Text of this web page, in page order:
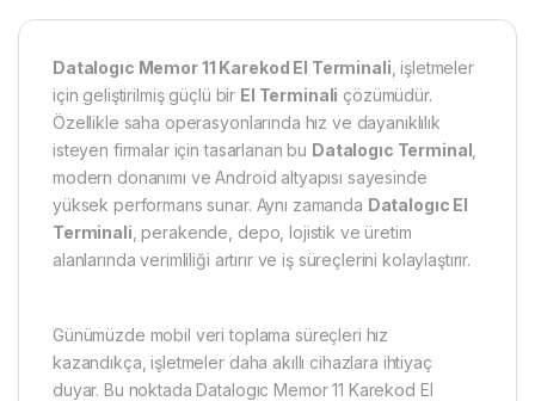
Datalogıc Memor 11 Karekod El Terminali , işletmeler
için geliştirilmiş güçlü bir El Terminali çözümüdür.
Özellikle saha operasyonlarında hız ve dayanıklılık
isteyen firmalar için tasarlanan bu Datalogıc Terminal
modern donanımı ve Android altyapısı sayesinde
yüksek performans sunar. Aynı zamanda Datalogıc El
Terminali , perakende, depo, lojistik ve üretim
alanlarında verimliliği artırır ve iş süreçlerini kolaylaştırır.
Günümüzde mobil veri toplama süreçleri hız
kazandıkça, işletmeler daha akıllı cihazlara ihtiyaç
duyar. Bu noktada Datalogıc Memor 11 Karekod El